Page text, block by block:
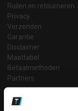
Ruilen en retourneren
Privacy
Verzenden
Garantie
Disclaimer
Maattabel
Betaalmethoden
Partners
Makkelijk shoppen